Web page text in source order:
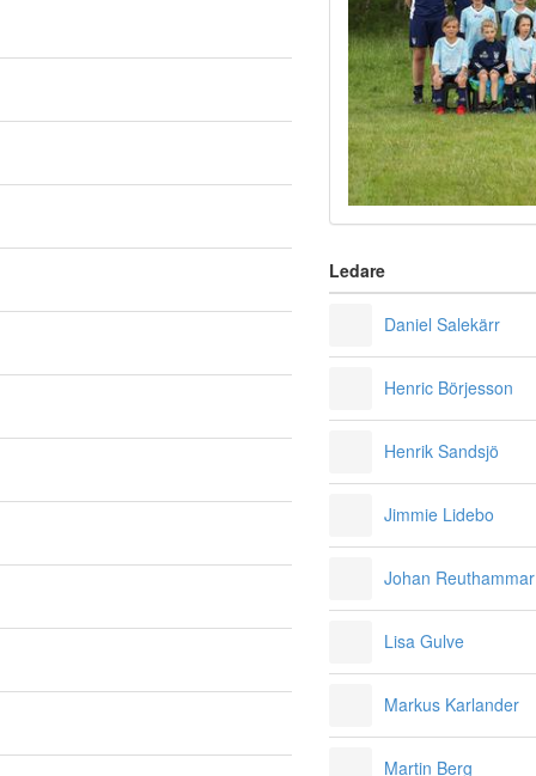
Ledare
Daniel Salekärr
Henric Börjesson
Henrik Sandsjö
Jimmie Lidebo
Johan Reuthammar
Lisa Gulve
Markus Karlander
Martin Berg